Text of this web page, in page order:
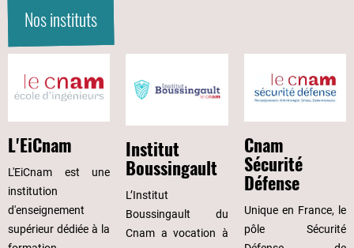
Nos instituts
L'EiCnam
L'EiCnam est une
institution
d'enseignement
supérieur dédiée à la
Institut
Boussingault
L’Institut
Boussingault du
Cnam a vocation à
Cnam
Sécurité
Défense
Unique en France, le
pôle Sécurité